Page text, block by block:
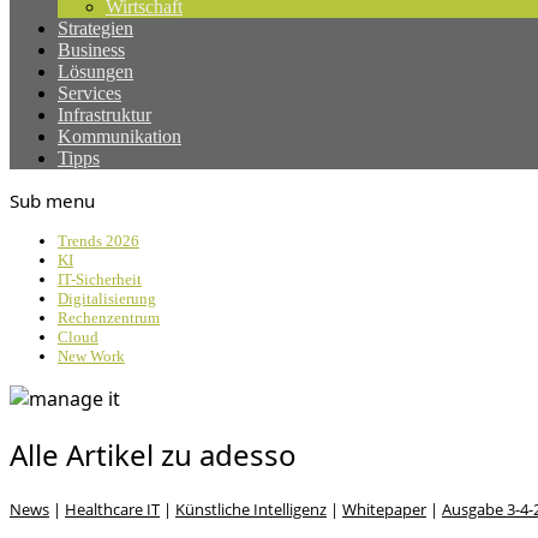
Wirtschaft
Strategien
Business
Lösungen
Services
Infrastruktur
Kommunikation
Tipps
Sub menu
Trends 2026
KI
IT-Sicherheit
Digitalisierung
Rechenzentrum
Cloud
New Work
Alle Artikel zu adesso
News | Healthcare IT | Künstliche Intelligenz | Whitepaper | Ausgabe 3-4-